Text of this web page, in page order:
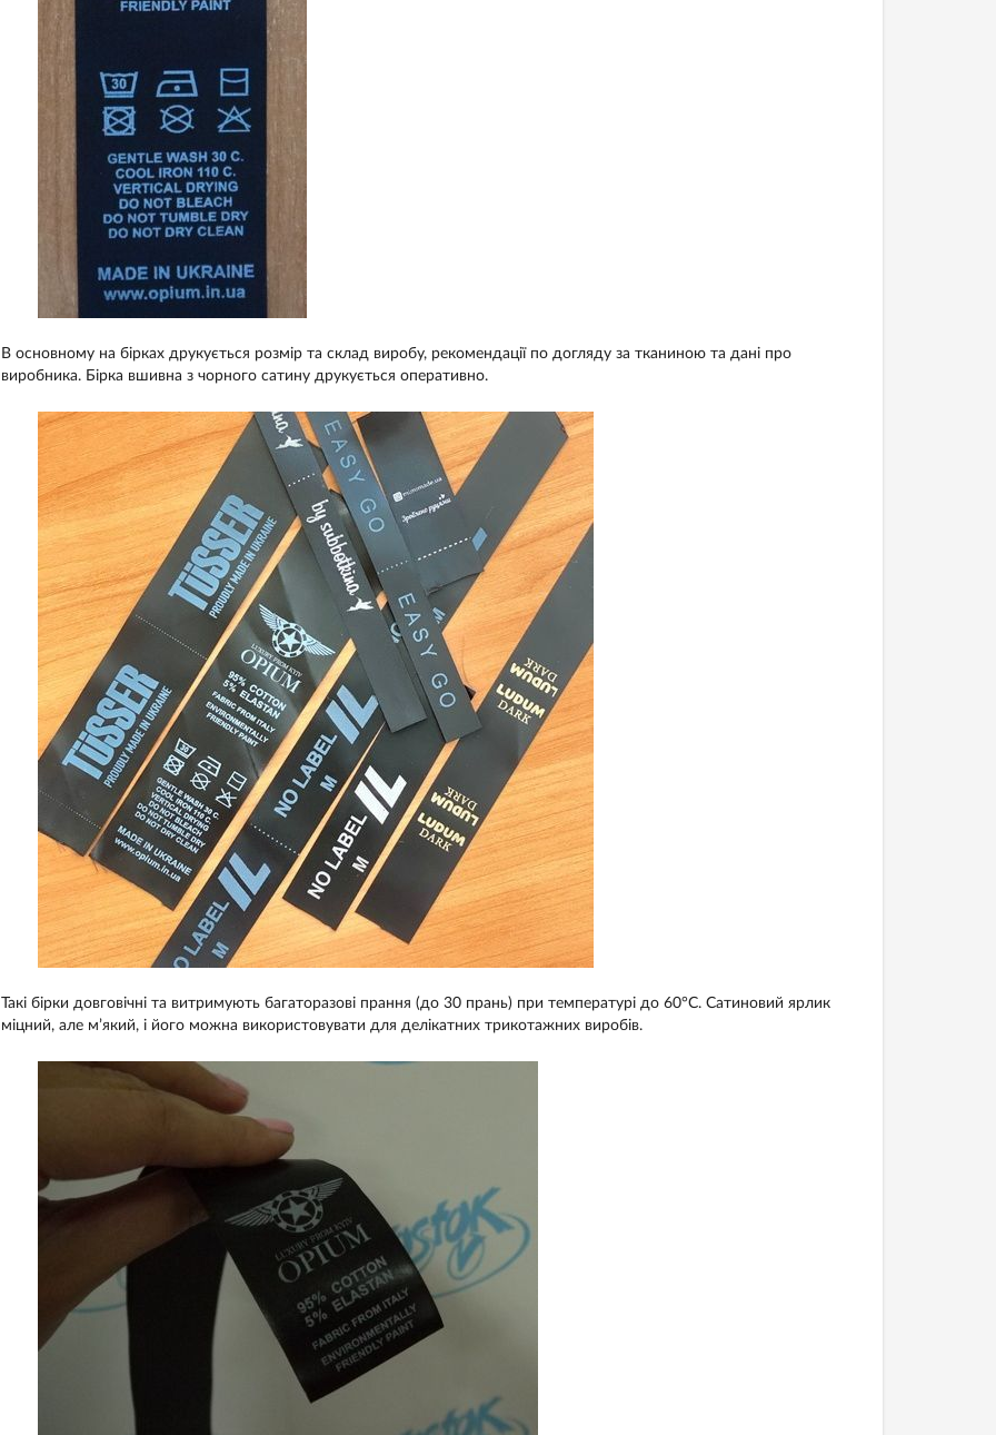
В основному на бірках друкується розмір та склад виробу, рекомендації по догляду за тканиною та дані про
виробника. Бірка вшивна з чорного сатину друкується оперативно.
Такі бірки довговічні та витримують багаторазові прання (до 30 прань) при температурі до 60°С. Сатиновий ярлик
міцний, але м’який, і його можна використовувати для делікатних трикотажних виробів.